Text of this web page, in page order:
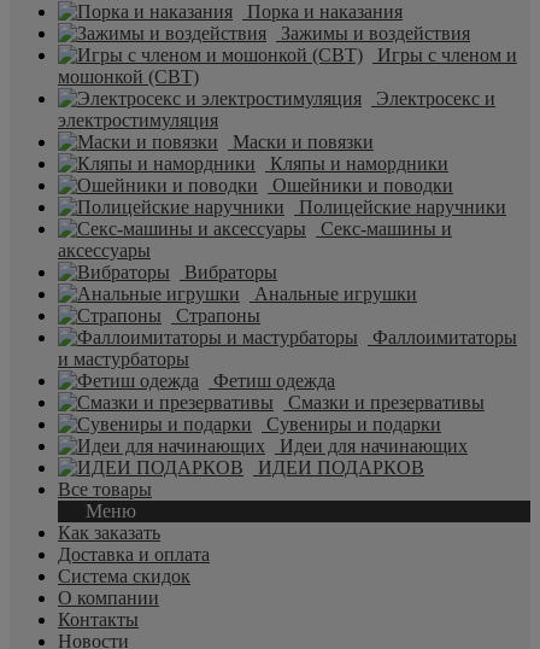
Порка и наказания
Зажимы и воздействия
Игры с членом и
мошонкой (CBT)
Электросекс и
электростимуляция
Маски и повязки
Кляпы и намордники
Ошейники и поводки
Полицейские наручники
Секс-машины и
аксессуары
Вибраторы
Анальные игрушки
Страпоны
Фаллоимитаторы
и мастурбаторы
Фетиш одежда
Смазки и презервативы
Сувениры и подарки
Идеи для начинающих
ИДЕИ ПОДАРКОВ
Все товары
Меню
Как заказать
Доставка и оплата
Система скидок
О компании
Контакты
Новости